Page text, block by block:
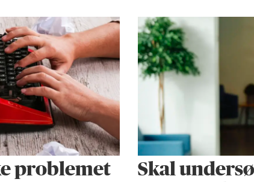
problemet
Skal